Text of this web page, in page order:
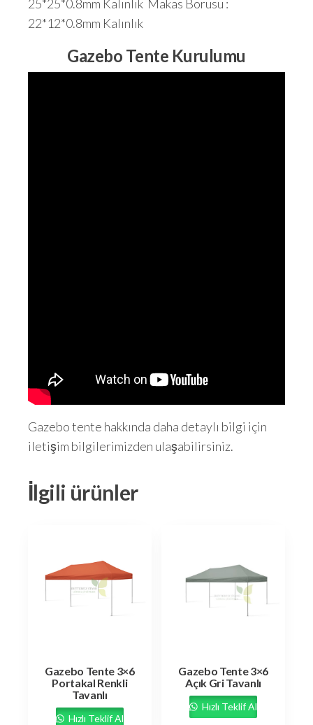
25*25*0.8mm Kalınlık Makas Borusu :
22*12*0.8mm Kalınlık
Gazebo Tente Kurulumu
Gazebo tente hakkında daha detaylı bilgi için
iletişim bilgilerimizden ulaşabilirsiniz.
İlgili ürünler
Gazebo Tente 3×6
Portakal Renkli
Tavanlı
Hızlı Teklif Al
Gazebo Tente 3×6
Açık Gri Tavanlı
Hızlı Teklif Al